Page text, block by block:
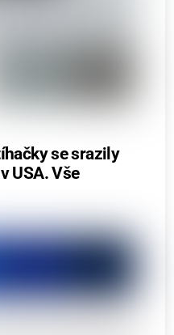
se srazily
USA. Vše